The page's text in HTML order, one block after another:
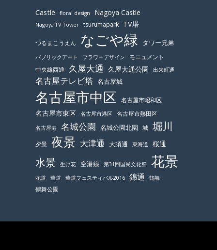
Castle floral design Nagoya Castle
Nagoya TV Tower tsurumapark TV塔
つるまこうえん なごや緑 タワー兄弟
パブリックアート フラワーデザイン
モニュメント
中央線西通
久屋大通 久屋大通公園 出来町通
名古屋テレビ塔 名古屋城
名古屋市中区 名古屋市昭和区
名古屋市東区 名古屋市港区 名古屋市熱田区
名古屋港 名城公園 名城公園北園 城 堀川
夕景 夜景 大津通 大須通 東海道 桜通
水景 生け花 空港線 第31回国民文化祭 花景
花道 華道 華道フェスティバル2016 錦通 鶴舞
鶴舞公園